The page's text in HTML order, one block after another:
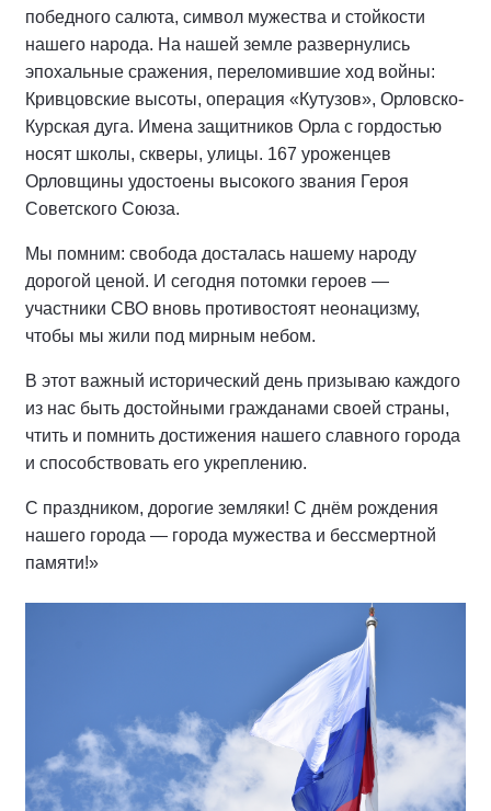
победного салюта, символ мужества и стойкости
нашего народа. На нашей земле развернулись
эпохальные сражения, переломившие ход войны:
Кривцовские высоты, операция «Кутузов», Орловско-
Курская дуга. Имена защитников Орла с гордостью
носят школы, скверы, улицы. 167 уроженцев
Орловщины удостоены высокого звания Героя
Советского Союза.
Мы помним: свобода досталась нашему народу
дорогой ценой. И сегодня потомки героев —
участники СВО вновь противостоят неонацизму,
чтобы мы жили под мирным небом.
В этот важный исторический день призываю каждого
из нас быть достойными гражданами своей страны,
чтить и помнить достижения нашего славного города
и способствовать его укреплению.
С праздником, дорогие земляки! С днём рождения
нашего города — города мужества и бессмертной
памяти!»